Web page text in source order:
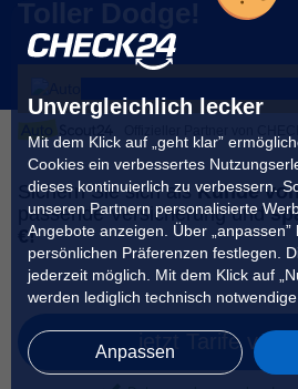
Unvergleichlich lecker
Mit dem Klick auf „geht klar”
Cookies ein verbessertes
dieses kontinuierlich zu verbessern.
unseren Partnern personalisierte
Angebote anzeigen. Über
persönlichen Präferenzen festlegen.
jederzeit möglich. Mit dem Klick auf
werden lediglich technisch
Anpassen
Toller Dodge!
Sichern Sie sich alsKunde
passende Versicherung und
€!
jetzt Tarife